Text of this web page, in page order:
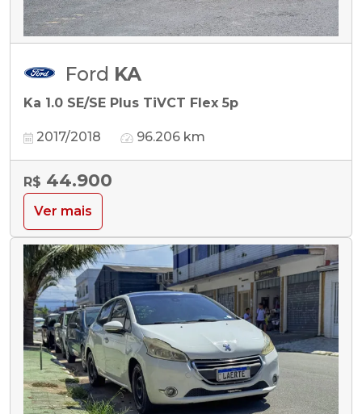
Ford KA
Ka 1.0 SE/SE Plus TiVCT Flex 5p
2017/2018 96.206 km
R$ 44.900
Ver mais